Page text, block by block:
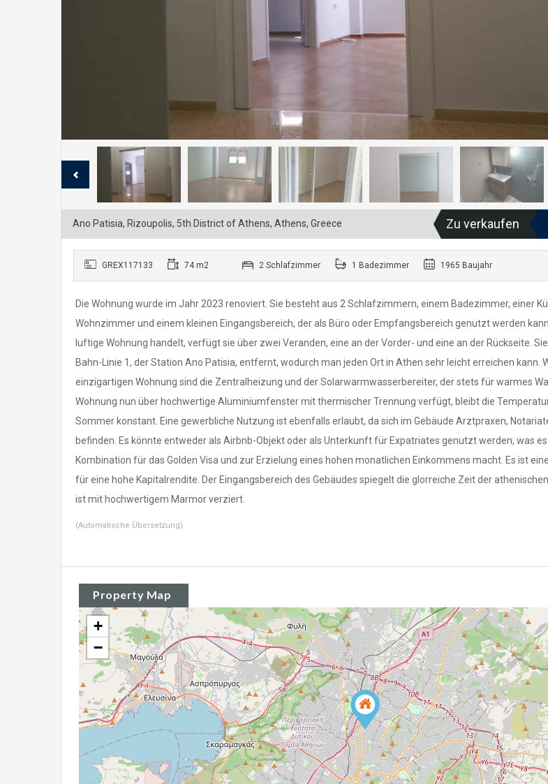
Ano Patisia, Rizoupolis, 5th District of Athens, Athens, Greece Zu verkaufen
GREX117133 74 m2 2 Schlafzimmer 1 Badezimmer 1965 Baujahr
Die Wohnung wurde im Jahr 2023 renoviert. Sie besteht aus 2 Schlafzimmern, einem Badezimmer, einer
Wohnzimmer und einem kleinen Eingangsbereich, der als Büro oder Empfangsbereich genutzt werden
luftige Wohnung handelt, verfügt sie über zwei Veranden, eine an der Vorder- und eine an der Rückseite.
Bahn-Linie 1, der Station Ano Patisia, entfernt, wodurch man jeden Ort in Athen sehr leicht erreichen kann.
einzigartigen Wohnung sind die Zentralheizung und der Solarwarmwasserbereiter, der stets für warmes
Wohnung nun über hochwertige Aluminiumfenster mit thermischer Trennung verfügt, bleibt die
Sommer konstant. Eine gewerbliche Nutzung ist ebenfalls erlaubt, da sich im Gebäude Arztpraxen,
befinden. Es könnte entweder als Airbnb-Objekt oder als Unterkunft für Expatriates genutzt werden, was
Kombination für das Golden Visa und zur Erzielung eines hohen monatlichen Einkommens macht. Es ist
für eine hohe Kapitalrendite. Der Eingangsbereich des Gebäudes spiegelt die glorreiche Zeit der
ist mit hochwertigem Marmor verziert.
(Automatische Übersetzung)
Property Map
+
−